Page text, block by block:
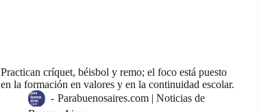
Practican críquet, béisbol y remo; el foco está puesto
en la formación en valores y en la continuidad escolar.
- Parabuenosaires.com | Noticias de